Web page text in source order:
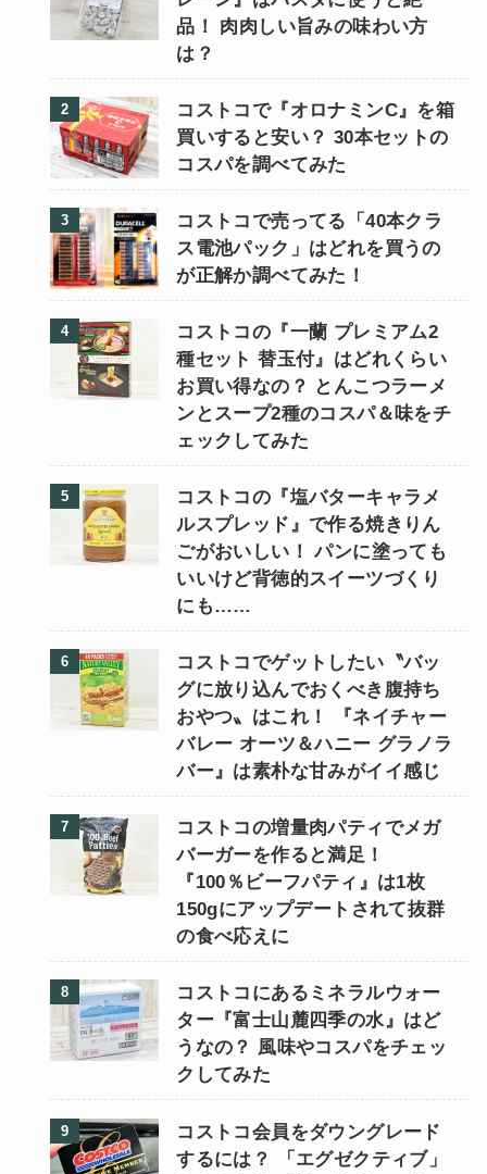
品！ 肉肉しい旨みの味わい方
は？
コストコで『オロナミンC』を箱
買いすると安い？ 30本セットの
コスパを調べてみた
コストコで売ってる「40本クラ
ス電池パック」はどれを買うの
が正解か調べてみた！
コストコの『一蘭 プレミアム2
種セット 替玉付』はどれくらい
お買い得なの？ とんこつラーメ
ンとスープ2種のコスパ＆味をチ
ェックしてみた
コストコの『塩バターキャラメ
ルスプレッド』で作る焼きりん
ごがおいしい！ パンに塗っても
いいけど背徳的スイーツづくり
にも……
コストコでゲットしたい〝バッ
グに放り込んでおくべき腹持ち
おやつ〟はこれ！ 『ネイチャー
バレー オーツ＆ハニー グラノラ
バー』は素朴な甘みがイイ感じ
コストコの増量肉パティでメガ
バーガーを作ると満足！
『100％ビーフパティ』は1枚
150gにアップデートされて抜群
の食べ応えに
コストコにあるミネラルウォー
ター『富士山麓四季の水』はど
うなの？ 風味やコスパをチェッ
クしてみた
コストコ会員をダウングレード
するには？ 「エグゼクティブ」